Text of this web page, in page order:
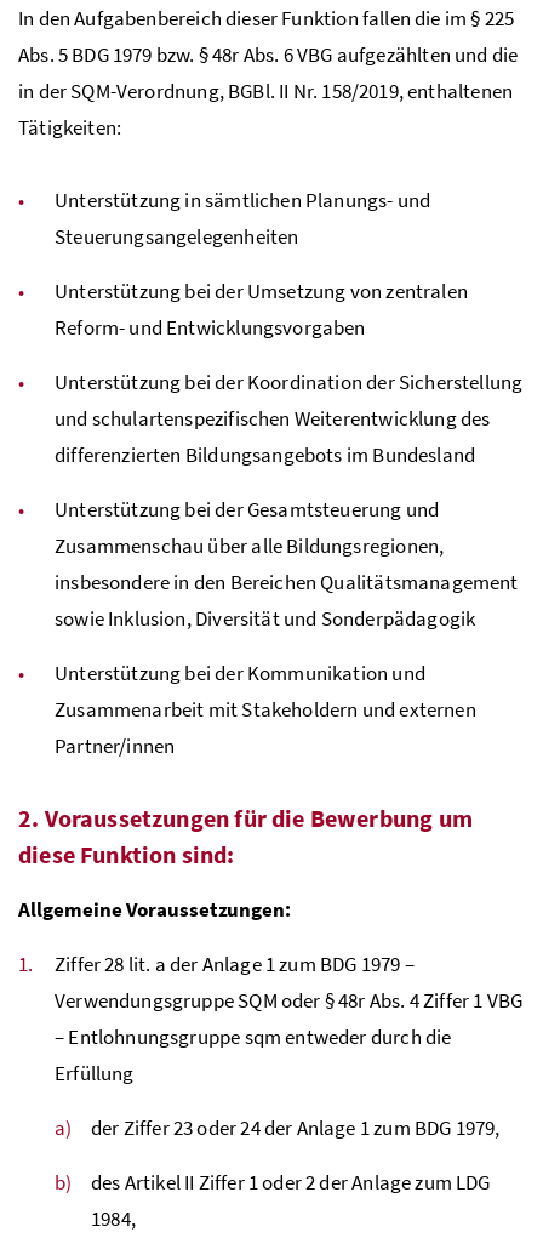
In den Aufgabenbereich dieser Funktion fallen die im § 225
Abs. 5BDG1979 bzw. § 48rAbs. 6VBG aufgezählten und die
in derSQM-Verordnung,BGBl. II Nr. 158/2019, enthaltenen
Tätigkeiten:
Unterstützung in sämtlichen Planungs- und
Steuerungsangelegenheiten
Unterstützung bei der Umsetzung von zentralen
Reform- und Entwicklungsvorgaben
Unterstützung bei der Koordination der Sicherstellung
und schulartenspezifischen Weiterentwicklung des
differenzierten Bildungsangebots im Bundesland
Unterstützung bei der Gesamtsteuerung und
Zusammenschau über alle Bildungsregionen,
insbesondere in den Bereichen Qualitätsmanagement
sowie Inklusion, Diversität und Sonderpädagogik
Unterstützung bei der Kommunikation und
Zusammenarbeit mit Stakeholdern und externen
Partner/innen
2. Voraussetzungen für die Bewerbung um
diese Funktion sind:
Allgemeine Voraussetzungen:
Ziffer 28 lit. a der Anlage 1 zum BDG 1979 –
VerwendungsgruppeSQModer § 48rAbs. 4 Ziffer 1VBG
– Entlohnungsgruppe sqm entweder durch die
Erfüllung
der Ziffer 23 oder 24 der Anlage 1 zum BDG 1979,
des Artikel II Ziffer 1 oder 2 der Anlage zum LDG
1984,